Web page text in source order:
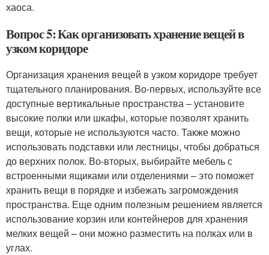
хаоса.
Вопрос 5: Как организовать хранение вещей в
узком коридоре
Организация хранения вещей в узком коридоре требует
тщательного планирования. Во-первых, используйте все
доступные вертикальные пространства – установите
высокие полки или шкафы, которые позволят хранить
вещи, которые не используются часто. Также можно
использовать подставки или лестницы, чтобы добраться
до верхних полок. Во-вторых, выбирайте мебель с
встроенными ящиками или отделениями – это поможет
хранить вещи в порядке и избежать загромождения
пространства. Еще одним полезным решением является
использование корзин или контейнеров для хранения
мелких вещей – они можно разместить на полках или в
углах.